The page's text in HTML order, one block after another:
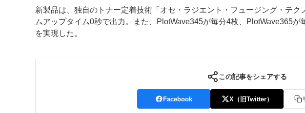
案内
発刊案内 JFPI印刷用語集 印刷機材年鑑
新製品は、独自のトナー定着技術「オセ・ラジエント・フュージング・テ
ムアップタイム0秒で出力。また、PlotWave345が毎分4枚、PlotWave365
を実現した。
この記事をシェアする
Facebook X（旧Twitter）